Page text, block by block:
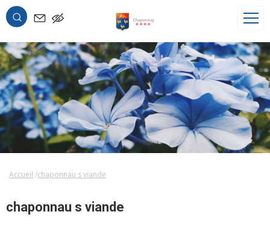
OK
Accueil chaponnau s viande
chaponnau s viande